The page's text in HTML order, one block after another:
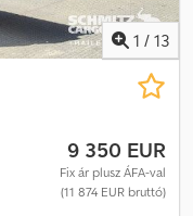
1 / 13
9 350 EUR
Fix ár plusz ÁFA-val
(11 874 EUR bruttó)